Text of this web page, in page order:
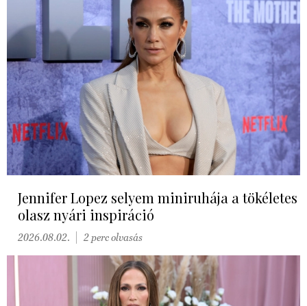
Jennifer Lopez selyem miniruhája a tökéletes
olasz nyári inspiráció
2026.08.02. 2 perc olvasás